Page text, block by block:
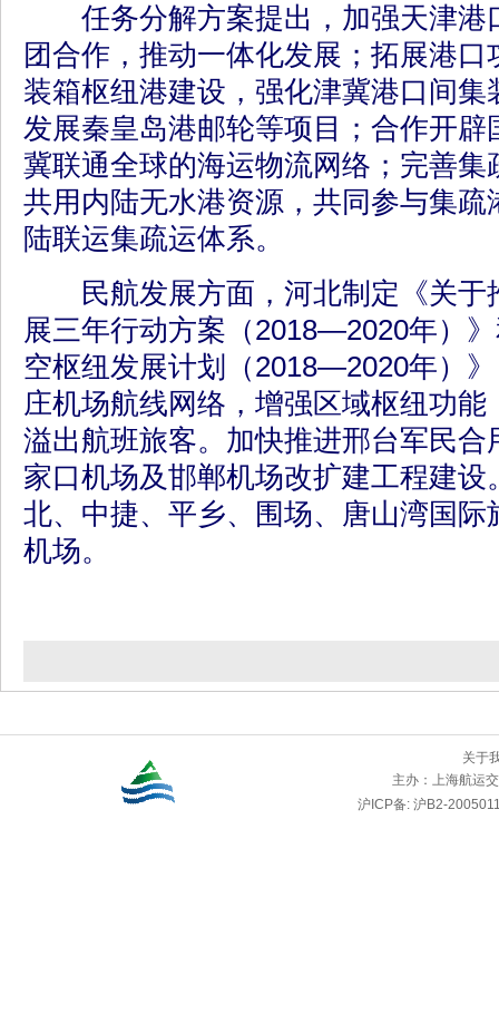
任务分解方案提出，加强天津港
团合作，推动一体化发展；拓展港
装箱枢纽港建设，强化津冀港口间
发展秦皇岛港邮轮等项目；合作开辟
冀联通全球的海运物流网络；完善集
共用内陆无水港资源，共同参与集疏
陆联运集疏运体系。
民航发展方面，河北制定《关于
展三年行动方案（2018—2020年）
空枢纽发展计划（2018—2020年）
庄机场航线网络，增强区域枢纽功
溢出航班旅客。加快推进邢台军民合
家口机场及邯郸机场改扩建工程建设
北、中捷、平乡、围场、唐山湾国际
机场。
关于
主办： 上海航运
沪ICP备: 沪B2-